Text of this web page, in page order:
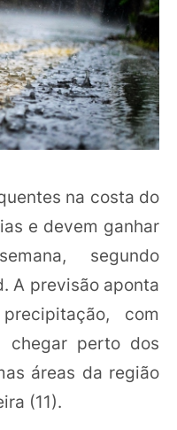
na costa do
e devem ganhar
segundo
A previsão aponta
com
chegar perto dos
áreas da região
(11).